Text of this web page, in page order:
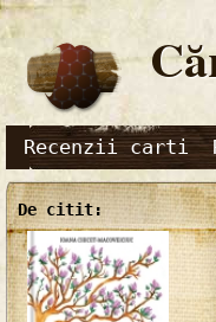
Recenzii carti
De citit: